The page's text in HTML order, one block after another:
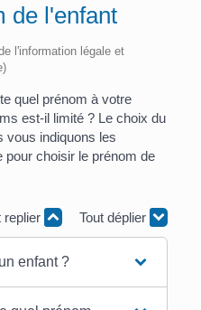
de l'enfant
l'information légale et
quel prénom à votre
est-il limité ? Le choix du
vous indiquons les
pour choisir le prénom de
replier Tout déplier
enfant ?